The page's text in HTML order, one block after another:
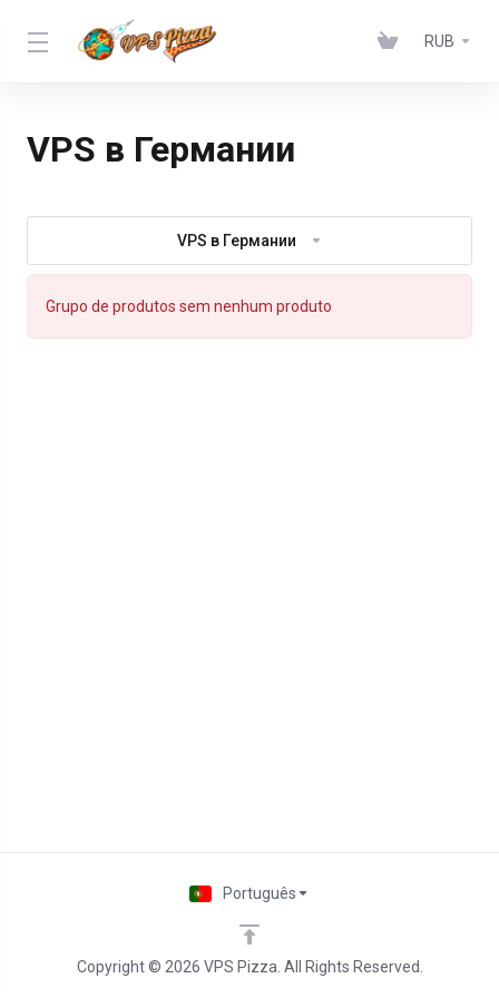
RUB
VPS в Германии
VPS в Германии
Grupo de produtos sem nenhum produto
Copyright © 2026 VPS Pizza. All Rights Reserved.
Português